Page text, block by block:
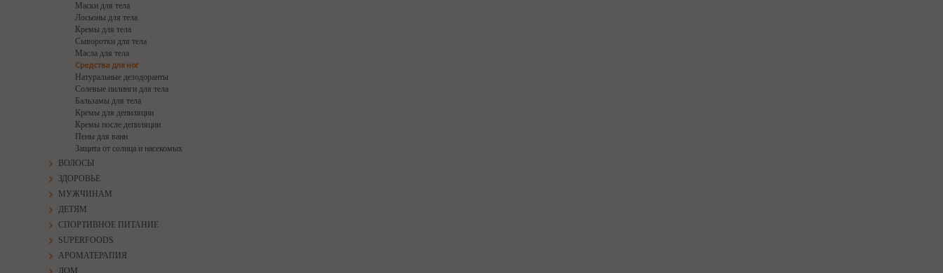
Маски для тела
Лосьоны для тела
Кремы для тела
Сыворотки для тела
Масла для тела
Средства для ног
Натуральные дезодоранты
Солевые пилинги для тела
Бальзамы для тела
Кремы для депиляции
Кремы после депиляции
Пены для ванн
Защита от солнца и насекомых
ВОЛОСЫ
ЗДОРОВЬЕ
МУЖЧИНАМ
ДЕТЯМ
СПОРТИВНОЕ ПИТАНИЕ
SUPERFOODS
АРОМАТЕРАПИЯ
ДОМ